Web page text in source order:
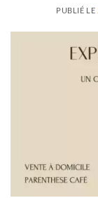
PUBLIÉ LE